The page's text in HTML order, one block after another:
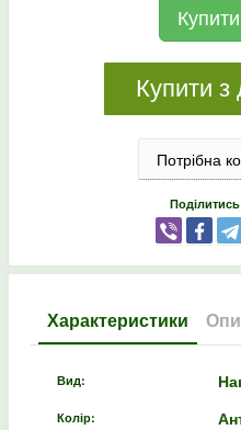
Купити з
Потрібна
Характеристики
Вид:
Колір: